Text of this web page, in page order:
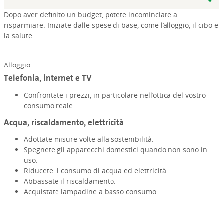
Dopo aver definito un budget, potete incominciare a
risparmiare. Iniziate dalle spese di base, come l’alloggio, il cibo e
la salute.
Alloggio
Telefonia, internet e TV
Confrontate i prezzi, in particolare nell’ottica del vostro
consumo reale.
Acqua, riscaldamento, elettricità
Adottate misure volte alla sostenibilità.
Spegnete gli apparecchi domestici quando non sono in
uso.
Riducete il consumo di acqua ed elettricità.
Abbassate il riscaldamento.
Acquistate lampadine a basso consumo.